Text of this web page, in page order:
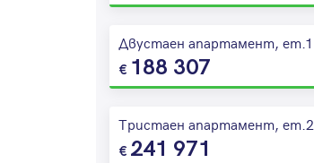
Двустаен апартамент, ет.1
188 307
Тристаен апартамент, ет.2
241 971